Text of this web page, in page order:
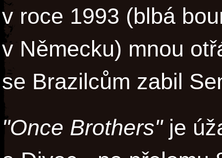
v roce 1993 (blbá
v Německu) mnou
se Brazilcům zabil
"Once Brothers" je